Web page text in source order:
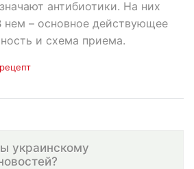
антибиотики. На них
нем – основное действующее
и схема приема.
украинскому